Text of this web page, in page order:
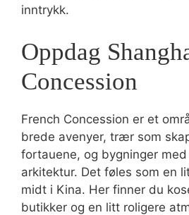
inntrykk.
Oppdag
Concession
French Concession er et
brede avenyer, trær som
fortauene, og bygninger
arkitektur. Det føles som en
midt i Kina. Her finner du
butikker og en litt roligere